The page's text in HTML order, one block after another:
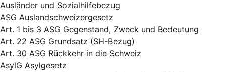
Ausländer und Sozialhilfebezug
ASG Auslandschweizergesetz
Art. 1 bis 3 ASG Gegenstand, Zweck und Bedeutung
Art. 22 ASG Grundsatz (SH-Bezug)
Art. 30 ASG Rückkehr in die Schweiz
AsylG Asylgesetz